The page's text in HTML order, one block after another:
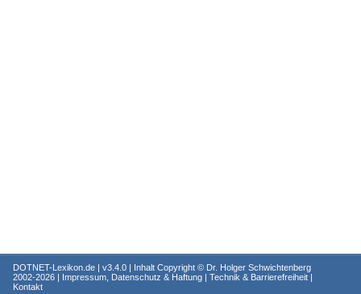
DOTNET-Lexikon.de | v3.4.0 | Inhalt Copyright © Dr. Holger Schwichtenberg
2002-2026 | Impressum, Datenschutz & Haftung | Technik & Barrierefreiheit |
Kontakt